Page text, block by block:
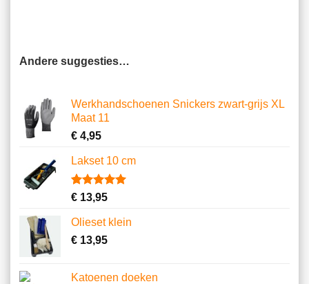
Andere suggesties…
Werkhandschoenen Snickers zwart-grijs XL
Maat 11
€4,95
Lakset 10 cm
Gewaardeerd
gebaseerd
op
5
klantbeoordelingen
€13,95
Olieset klein
€13,95
Katoenen doeken